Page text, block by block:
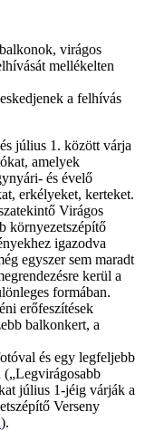
virágos
mellékelten
a felhívás
július 1. között várja
amelyek
és évelő
erkélyeket, kerteket.
Virágos
környezetszépítő
igazodva
egyszer sem maradt
kerül a
formában.
erőfeszítések
balkonkert, a
és egy legfeljebb
(„Legvirágosabb
július 1-jéig várják a
Verseny
).